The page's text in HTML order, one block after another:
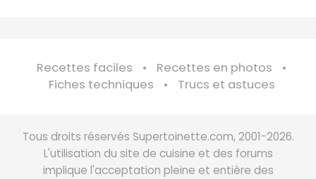
Recettes faciles
Recettes en photos
Fiches techniques
Trucs et astuces
Tous droits réservés Supertoinette.com, 2001-2026.
L'utilisation du site de cuisine et des forums
implique l'acceptation pleine et entière des